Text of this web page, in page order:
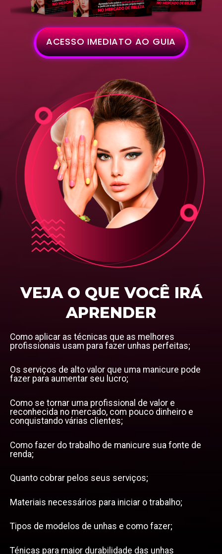
ACESSO IMEDIATO AO GUIA
VEJA O QUE VOCÊ IRÁ
APRENDER
Como aplicar as técnicas que as melhores
profissionais usam para fazer unhas perfeitas;
Os serviços de alto valor que uma manicure pode
fazer para aumentar seu lucro;
Como se tornar uma profissional de valor e
reconhecida no mercado, com pouco dinheiro e
conquistando várias clientes;
Como fazer do trabalho de manicure sua fonte de
renda;
Quanto cobrar pelos seus serviços;
Materiais necessários para iniciar o trabalho;
Tipos de modelos de unhas e como fazer;
Ténicas para maior durabilidade das unhas